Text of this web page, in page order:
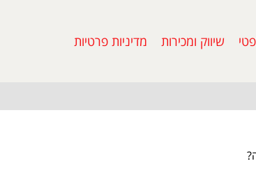
שיווק ומכירות מדיניות פרטיות